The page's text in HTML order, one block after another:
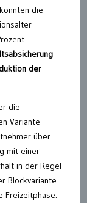
die
der
die
Variante
über
mit einer
in der Regel
Blockvariante
Freizeitphase.